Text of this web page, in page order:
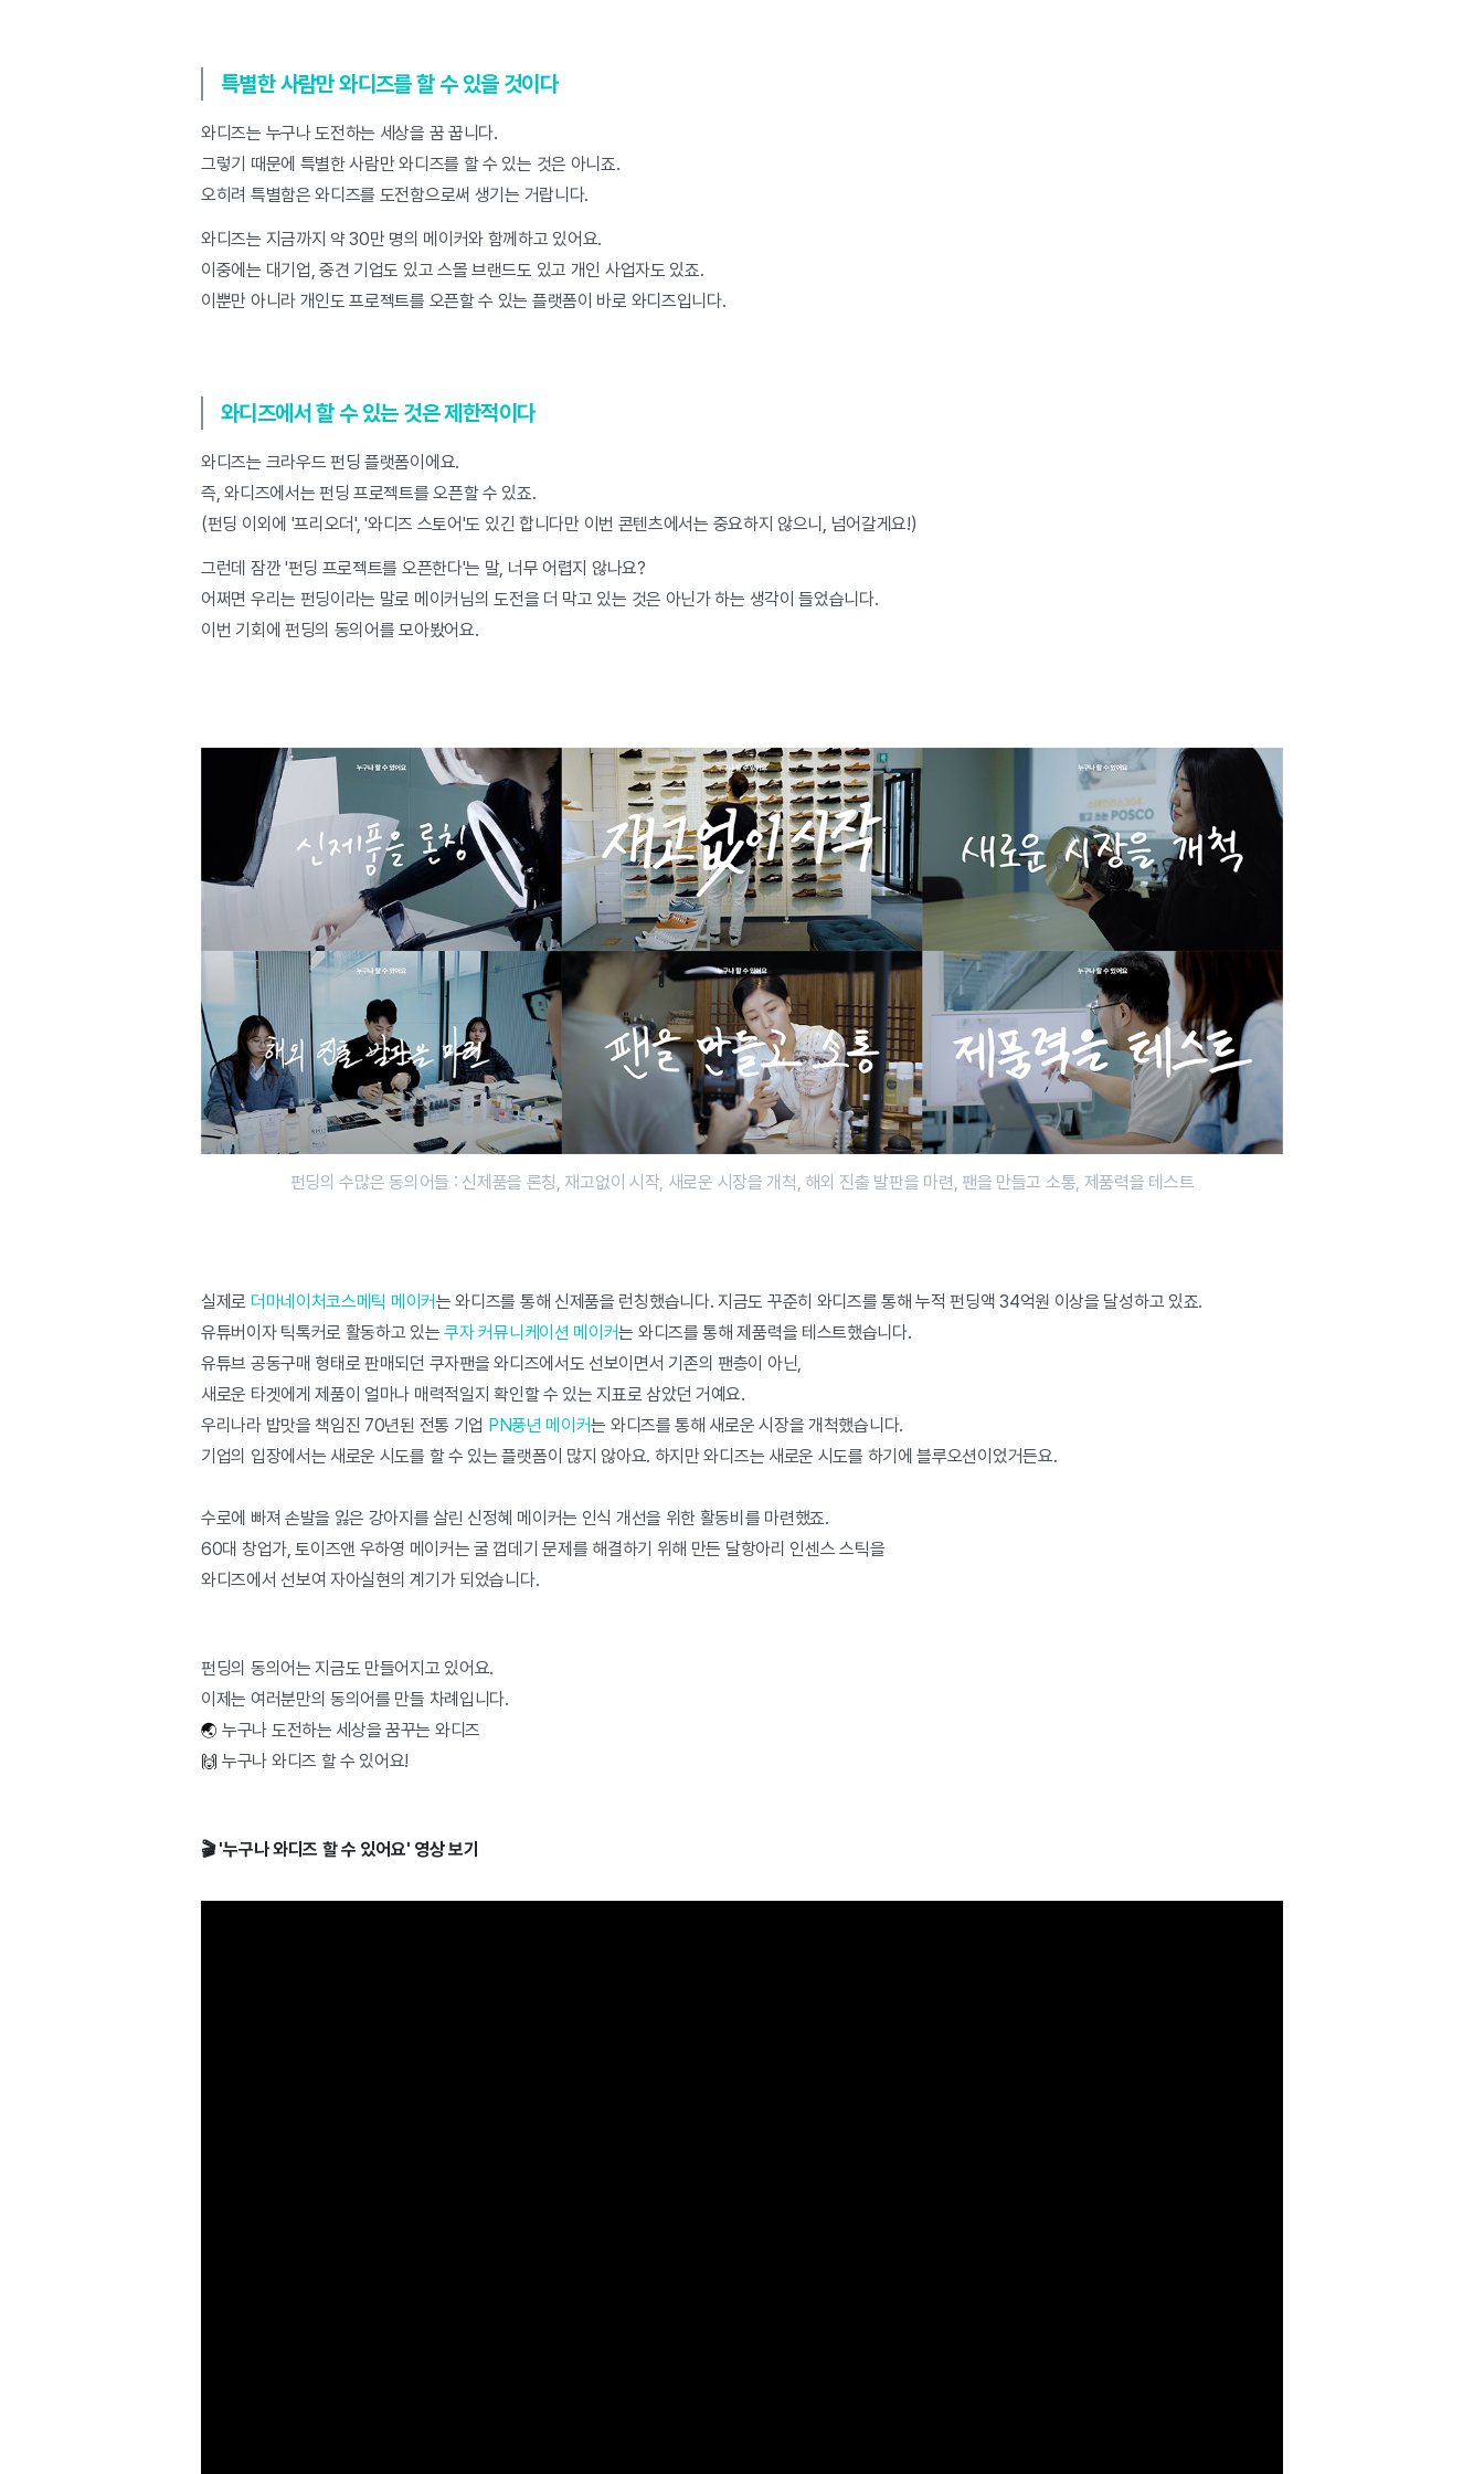
특별한 사람만 와디즈를 할 수 있을 것이다
와디즈는 누구나 도전하는 세상을 꿈 꿉니다.
그렇기 때문에 특별한 사람만 와디즈를 할 수 있는 것은 아니죠.
오히려 특별함은 와디즈를 도전함으로써 생기는 거랍니다.
와디즈는 지금까지 약 30만 명의 메이커와 함께하고 있어요.
이중에는 대기업, 중견 기업도 있고 스몰 브랜드도 있고 개인 사업자도 있죠.
이뿐만 아니라 개인도 프로젝트를 오픈할 수 있는 플랫폼이 바로 와디즈입니다.
와디즈에서 할 수 있는 것은 제한적이다
와디즈는 크라우드 펀딩 플랫폼이에요.
즉, 와디즈에서는 펀딩 프로젝트를 오픈할 수 있죠.
(펀딩 이외에 '프리오더', '와디즈 스토어'도 있긴 합니다만 이번 콘텐츠에서는 중요하지 않으니, 넘어갈게요!)
그런데 잠깐 '펀딩 프로젝트를 오픈한다'는 말, 너무 어렵지 않나요?
어쩌면 우리는 펀딩이라는 말로 메이커님의 도전을 더 막고 있는 것은 아닌가 하는 생각이 들었습니다.
이번 기회에 펀딩의 동의어를 모아봤어요.
펀딩의 수많은 동의어들 : 신제품을 론칭, 재고없이 시작, 새로운 시장을 개척, 해외 진출 발판을 마련, 팬을 만들고 소통, 제품력을 테스트
실제로 더마네이처코스메틱 메이커는 와디즈를 통해 신제품을 런칭했습니다. 지금도 꾸준히 와디즈를 통해 누적 펀딩액 34억원 이상을 달성하고 있죠.
유튜버이자 틱톡커로 활동하고 있는쿠자 커뮤니케이션 메이커는 와디즈를 통해 제품력을 테스트했습니다.
유튜브 공동구매 형태로 판매되던 쿠자팬을 와디즈에서도 선보이면서 기존의 팬층이 아닌,
새로운 타겟에게 제품이 얼마나 매력적일지 확인할 수 있는 지표로 삼았던 거예요.
우리나라 밥맛을 책임진 70년된 전통 기업 PN풍년 메이커는 와디즈를 통해 새로운 시장을 개척했습니다.
기업의 입장에서는 새로운 시도를 할 수 있는 플랫폼이 많지 않아요. 하지만 와디즈는 새로운 시도를 하기에 블루오션이었거든요.
수로에 빠져 손발을 잃은 강아지를 살린 신정혜 메이커는 인식 개선을 위한 활동비를 마련했죠.
60대 창업가, 토이즈앤 우하영 메이커는 굴 껍데기 문제를 해결하기 위해 만든 달항아리 인센스 스틱을
와디즈에서 선보여 자아실현의 계기가 되었습니다.
펀딩의 동의어는 지금도 만들어지고 있어요.
이제는 여러분만의 동의어를 만들 차례입니다.
🌏 누구나 도전하는 세상을 꿈꾸는 와디즈
🙌 누구나 와디즈 할 수 있어요!
🎬 '누구나 와디즈 할 수 있어요' 영상 보기